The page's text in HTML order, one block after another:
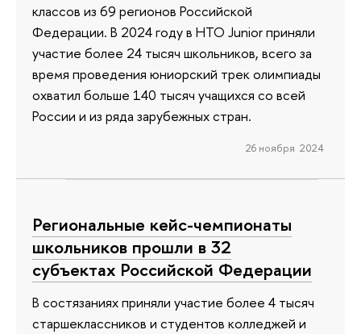
классов из 69 регионов Российской
Федерации. В 2024 году в НТО Junior приняли
участие более 24 тысяч школьников, всего за
время проведения юниорский трек олимпиады
охватил больше 140 тысяч учащихся со всей
России и из ряда зарубежных стран.
26 ноября 2024
Региональные кейс-чемпионаты
школьников прошли в 32
субъектах Российской Федерации
В состязаниях приняли участие более 4 тысяч
старшеклассников и студентов колледжей и